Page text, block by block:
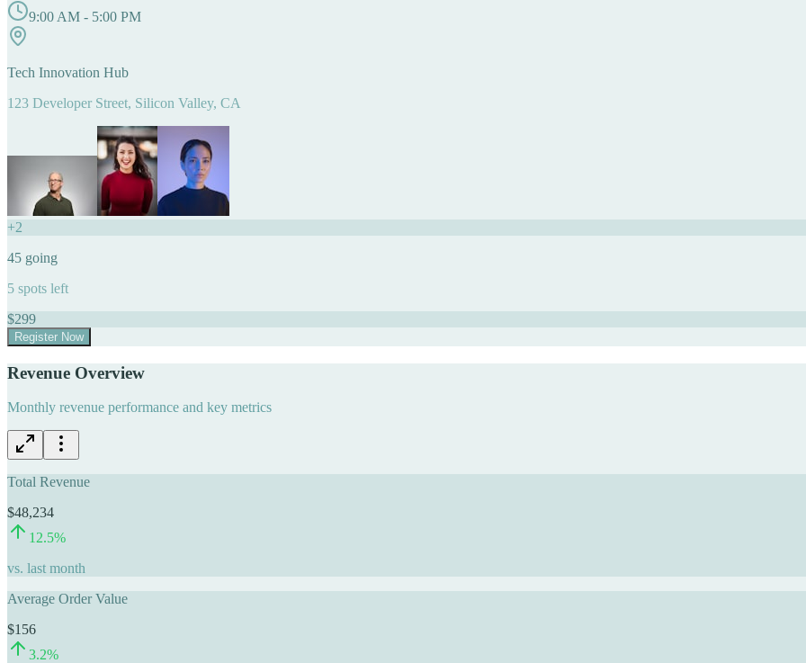
9:00 AM - 5:00 PM
Tech Innovation Hub
123 Developer Street, Silicon Valley, CA
+2
45 going
5 spots left
$299
Register Now
Revenue Overview
Monthly revenue performance and key metrics
Total Revenue
$48,234
12.5%
vs. last month
Average Order Value
$156
3.2%